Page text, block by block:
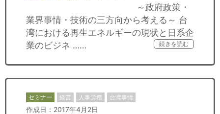
～政府政策・
業界事情・技術の三方向から考える～ 台
湾における再生エネルギーの現状と日系企
業のビジネ ……
続きを読む
セミナー 経営 人事労務 台湾事情
作成日：2017年4月2日